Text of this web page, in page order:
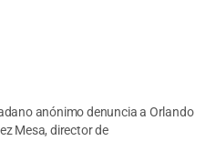
anónimo denuncia a Orlando
Mesa, director de